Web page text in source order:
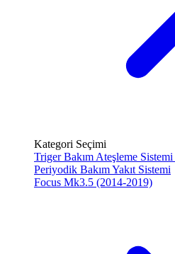
Kategori Seçimi
Triger Bakım Ateşleme Sistemi
Periyodik BakımYakıt Sistemi
Focus Mk3.5 (2014-2019)